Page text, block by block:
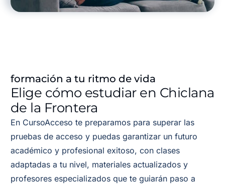
formación a tu ritmo de vida
Elige cómo estudiar en Chiclana
de la Frontera
En CursoAcceso te preparamos para superar las
pruebas de acceso y puedas garantizar un futuro
académico y profesional exitoso, con clases
adaptadas a tu nivel, materiales actualizados y
profesores especializados que te guiarán paso a